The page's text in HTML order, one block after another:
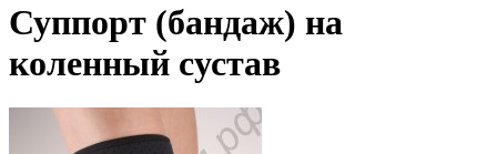
Суппорт (бандаж) на
коленный сустав